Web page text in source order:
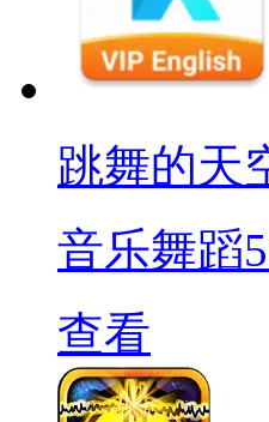
跳舞的天
音乐舞蹈
查看